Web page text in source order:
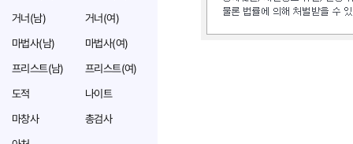
거너(남)
거너(여)
마법사(남)
마법사(여)
프리스트(남)
프리스트(여)
도적
나이트
마창사
총검사